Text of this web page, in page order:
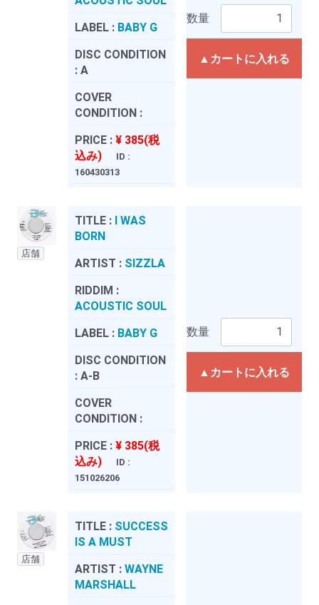
LABEL : BABY G
DISC CONDITION
: A
COVER
CONDITION :
PRICE : ¥ 385(税
込み)
ID :
160430313
数量
▲カートに入れる
店舗
TITLE : I WAS
BORN
ARTIST : SIZZLA
RIDDIM :
ACOUSTIC SOUL
LABEL : BABY G
DISC CONDITION
: A-B
COVER
CONDITION :
PRICE : ¥ 385(税
込み)
ID :
151026206
数量
▲カートに入れる
店舗
TITLE : SUCCESS
IS A MUST
ARTIST : WAYNE
MARSHALL